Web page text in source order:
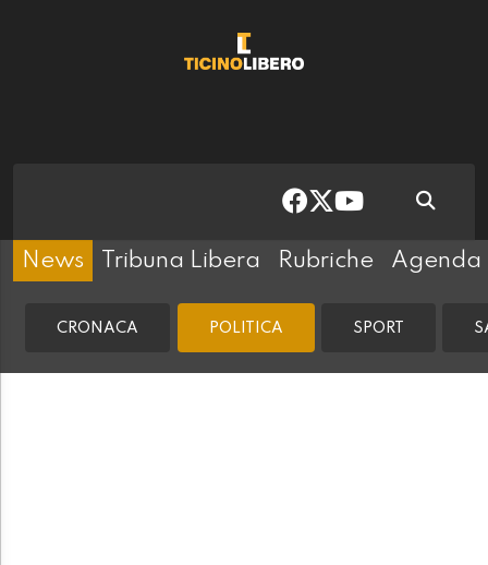
News Tribuna Libera Rubriche Agenda
CRONACA POLITICA SPORT